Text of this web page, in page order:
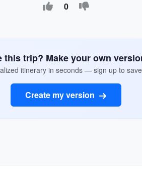
0
this trip? Make your own
itinerary in seconds — sign up to
Create my version